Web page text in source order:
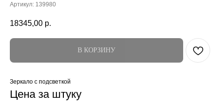
Артикул: 139980
18345,00 р.
В КОРЗИНУ
Зеркало с подсветкой
Цена за штуку